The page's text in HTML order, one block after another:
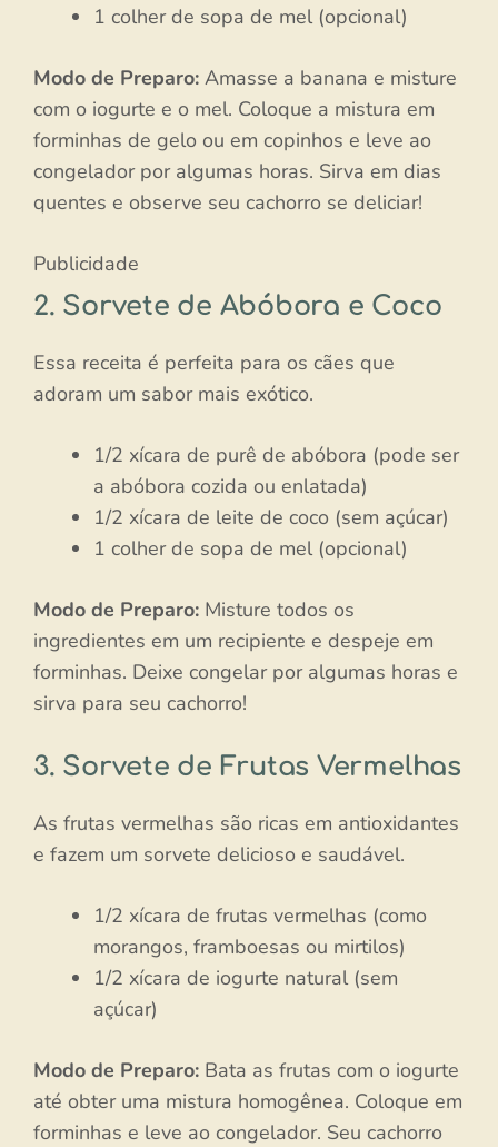
1 colher de sopa de mel (opcional)
Modo de Preparo: Amasse a banana e misture
com o iogurte e o mel. Coloque a mistura em
forminhas de gelo ou em copinhos e leve ao
congelador por algumas horas. Sirva em dias
quentes e observe seu cachorro se deliciar!
Publicidade
2. Sorvete de Abóbora e Coco
Essa receita é perfeita para os cães que
adoram um sabor mais exótico.
1/2 xícara de purê de abóbora (pode ser
a abóbora cozida ou enlatada)
1/2 xícara de leite de coco (sem açúcar)
1 colher de sopa de mel (opcional)
Modo de Preparo: Misture todos os
ingredientes em um recipiente e despeje em
forminhas. Deixe congelar por algumas horas e
sirva para seu cachorro!
3. Sorvete de Frutas Vermelhas
As frutas vermelhas são ricas em antioxidantes
e fazem um sorvete delicioso e saudável.
1/2 xícara de frutas vermelhas (como
morangos, framboesas ou mirtilos)
1/2 xícara de iogurte natural (sem
açúcar)
Modo de Preparo: Bata as frutas com o iogurte
até obter uma mistura homogênea. Coloque em
forminhas e leve ao congelador. Seu cachorro